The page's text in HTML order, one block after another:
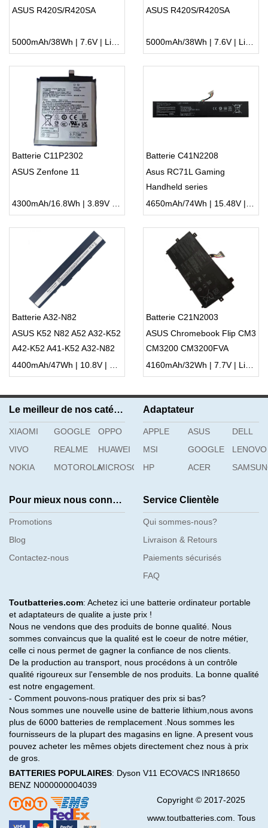
ASUS R420S/R420SA
5000mAh/38Wh | 7.6V | Li-ion ...
ASUS R420S/R420SA
5000mAh/38Wh | 7.6V | Li-ion ...
Batterie C11P2302
ASUS Zenfone 11
4300mAh/16.8Wh | 3.89V | Li-ion ...
Batterie C41N2208
Asus RC71L Gaming
Handheld series
4650mAh/74Wh | 15.48V | Li-ion ...
Batterie A32-N82
ASUS K52 N82 A52 A32-K52
A42-K52 A41-K52 A32-N82
4400mAh/47Wh | 10.8V | Li-ion ...
Batterie C21N2003
ASUS Chromebook Flip CM3
CM3200 CM3200FVA
4160mAh/32Wh | 7.7V | Li-ion ...
Le meilleur de nos catégories
XIAOMI GOOGLE
OPPO
VIVO
REALME
HUAWEI
NOKIA
MOTOROLAMICROSOFT
Adaptateur
APPLE ASUS
DELL
MSI
GOOGLE
LENOVO
HP
ACER
Pour mieux nous connaître
Promotions
Blog
Contactez-nous
Service Clientèle
Qui sommes-nous?
Livraison & Retours
Paiements sécurisés
FAQ
Toutbatteries.com: Achetez ici une batterie ordinateur portable
et adaptateurs de qualite a juste prix !
Nous ne vendons que des produits de bonne qualité. Nous
sommes convaincus que la qualité est le coeur de notre métier,
celle ci nous permet de gagner la confiance de nos clients.
De la production au transport, nous procédons à un contrôle
qualité rigoureux sur l'ensemble de nos produits. La bonne qualité
est notre engagement.
- Comment pouvons-nous pratiquer des prix si bas?
Nous sommes une nouvelle usine de batterie lithium,nous avons
plus de 6000 batteries de remplacement .Nous sommes les
fournisseurs de la plupart des magasins en ligne. A present vous
pouvez acheter les mêmes objets directement chez nous à prix
de gros.
BATTERIES POPULAIRES: Dyson V11 ECOVACS INR18650
BENZ N000000004039
Copyright © 2017-2025
www.toutbatteries.com. Tous